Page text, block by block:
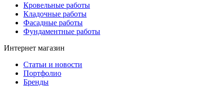
Кровельные работы
Кладочные работы
Фасадные работы
Фундаментные работы
Интернет магазин
Статьи и новости
Портфолио
Бренды